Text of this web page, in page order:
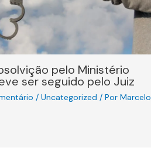
pelo Ministério
ser seguido pelo Juiz
/ Uncategorized / Por Marcelo